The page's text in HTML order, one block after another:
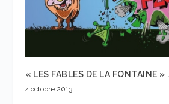
« LES FABLES DE LA FONTAINE »
4 octobre 2013